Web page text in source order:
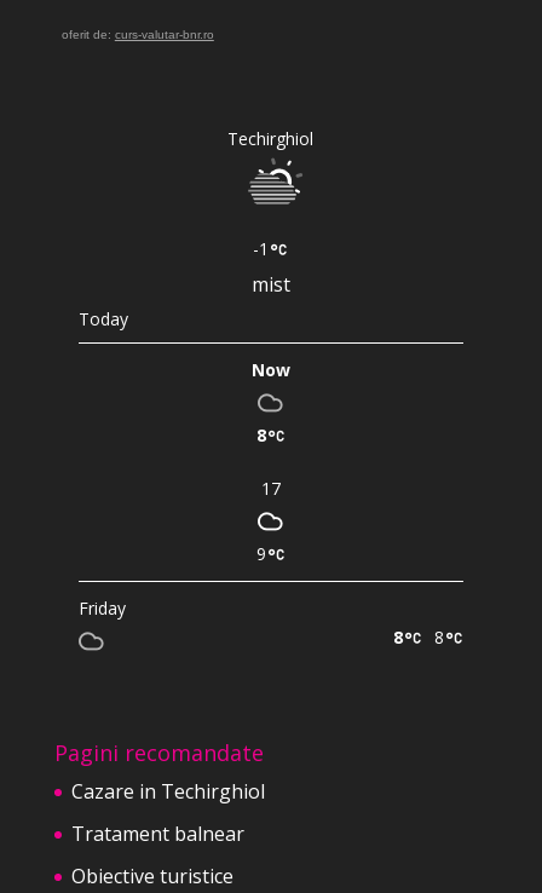
oferit de: curs-valutar-bnr.ro
Techirghiol
-1
mist
Today
Now
8
17
9
Friday
8
8
Pagini recomandate
Cazare in Techirghiol
Tratament balnear
Obiective turistice